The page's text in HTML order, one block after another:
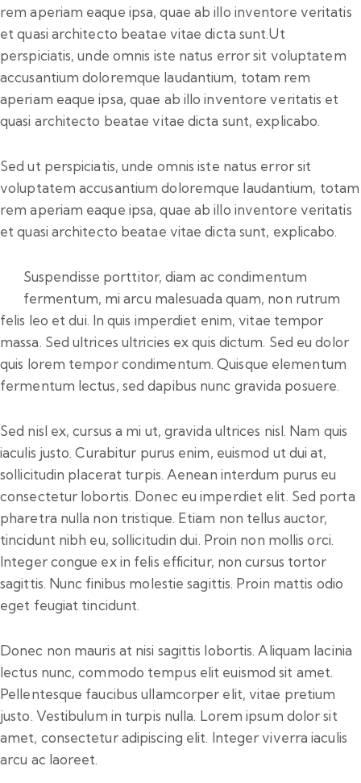
rem aperiam eaque ipsa, quae ab illo inventore veritatis
et quasi architecto beatae vitae dicta sunt.Ut
perspiciatis, unde omnis iste natus error sit voluptatem
accusantium doloremque laudantium, totam rem
aperiam eaque ipsa, quae ab illo inventore veritatis et
quasi architecto beatae vitae dicta sunt, explicabo.
Sed ut perspiciatis, unde omnis iste natus error sit
voluptatem accusantium doloremque laudantium, totam
rem aperiam eaque ipsa, quae ab illo inventore veritatis
et quasi architecto beatae vitae dicta sunt, explicabo.
Suspendisse porttitor, diam ac condimentum
fermentum, mi arcu malesuada quam, non rutrum
felis leo et dui. In quis imperdiet enim, vitae tempor
massa. Sed ultrices ultricies ex quis dictum. Sed eu dolor
quis lorem tempor condimentum. Quisque elementum
fermentum lectus, sed dapibus nunc gravida posuere.
Sed nisl ex, cursus a mi ut, gravida ultrices nisl. Nam quis
iaculis justo. Curabitur purus enim, euismod ut dui at,
sollicitudin placerat turpis. Aenean interdum purus eu
consectetur lobortis. Donec eu imperdiet elit. Sed porta
pharetra nulla non tristique. Etiam non tellus auctor,
tincidunt nibh eu, sollicitudin dui. Proin non mollis orci.
Integer congue ex in felis efficitur, non cursus tortor
sagittis. Nunc finibus molestie sagittis. Proin mattis odio
eget feugiat tincidunt.
Donec non mauris at nisi sagittis lobortis. Aliquam lacinia
lectus nunc, commodo tempus elit euismod sit amet.
Pellentesque faucibus ullamcorper elit, vitae pretium
justo. Vestibulum in turpis nulla. Lorem ipsum dolor sit
amet, consectetur adipiscing elit. Integer viverra iaculis
arcu ac laoreet.